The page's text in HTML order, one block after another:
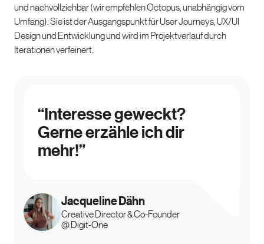
und nachvollziehbar (wir empfehlen Octopus, unabhängig vom
Umfang). Sie ist der Ausgangspunkt für User Journeys, UX/UI
Design und Entwicklung und wird im Projektverlauf durch
Iterationen verfeinert.
“Interesse geweckt?
Gerne erzähle ich dir
mehr!”
JacquelineDähn
Creative Director & Co-Founder
@ Digit-One